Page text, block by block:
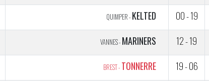
QUIMPER - KELTED 00 - 19
VANNES - MARINERS 12 - 19
BREST - TONNERRE 19 - 06